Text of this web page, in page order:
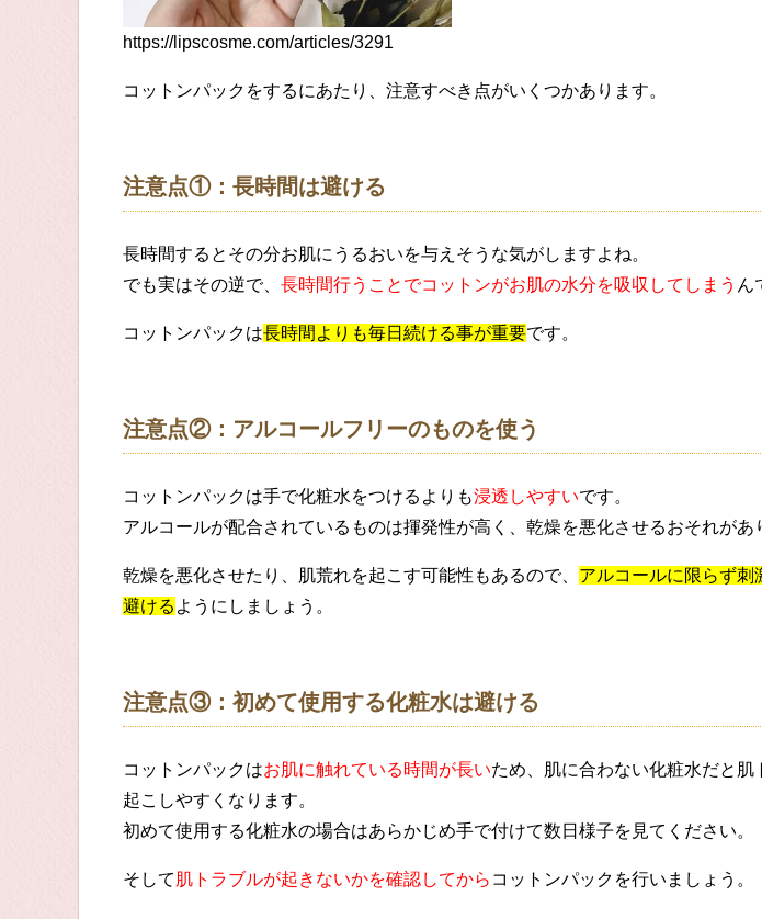
https://lipscosme.com/articles/3291
コットンパックをするにあたり、注意すべき点がいくつかあります。
注意点①：長時間は避ける
長時間するとその分お肌にうるおいを与えそうな気がしますよね。
でも実はその逆で、 長時間行うことでコットンがお肌の水分を吸収してしまう ん
コットンパックは長時間よりも毎日続ける事が重要です。
注意点②：アルコールフリーのものを使う
コットンパックは手で化粧水をつけるよりも浸透しやすいです。
アルコールが配合されているものは揮発性が高く、乾燥を悪化させるおそれがあ
乾燥を悪化させたり、肌荒れを起こす可能性もあるので、 アルコールに限らず刺
避ける ようにしましょう。
注意点③：初めて使用する化粧水は避ける
コットンパックはお肌に触れている時間が長いため、肌に合わない化粧水だと肌
起こしやすくなります。
初めて使用する化粧水の場合はあらかじめ手で付けて数日様子を見てください。
そして肌トラブルが起きないかを確認してから コットンパックを行いましょう。